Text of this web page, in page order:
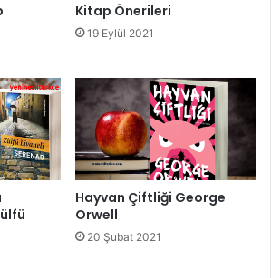
Kitap Önerileri
19 Eylül 2021
Hayvan Çiftliği George
Orwell
20 Şubat 2021